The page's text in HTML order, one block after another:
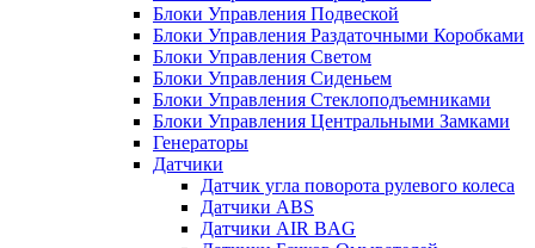
Блоки Управления Подвеской
Блоки Управления Раздаточными Коробками
Блоки Управления Светом
Блоки Управления Сиденьем
Блоки Управления Стеклоподъемниками
Блоки Управления Центральными Замками
Генераторы
Датчики
Датчик угла поворота рулевого колеса
Датчики ABS
Датчики AIR BAG